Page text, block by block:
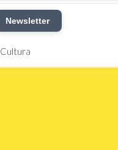
Newsletter
Cultura